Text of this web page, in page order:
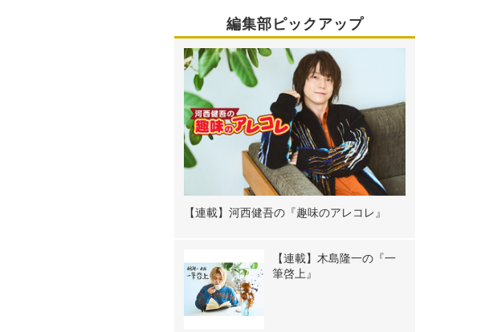
編集部ピックアップ
【連載】河西健吾の『趣味のアレコレ』
【連載】木島隆一の『一
筆啓上』